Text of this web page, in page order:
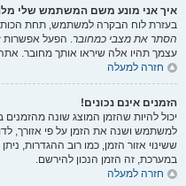
איך אני מונע משם המשתמש שלי
בעזרת לוח הבקרה למשתמש, תחת
הסתר את מצבי כמחובר. הפעל אפשרות
עצמך תהיו אלה שיראו אותך מחובר.
חזרה למעלה
הזמנים אינם נכונים!
יכול להיות שהזמן המוצג שונה
למשתמש ושנה את הזמן על פי אזורך,
ששינוי אזור הזמן, כמו רוב ההגדרות,
במערכת, זה הזמן הנכון להירשם.
חזרה למעלה